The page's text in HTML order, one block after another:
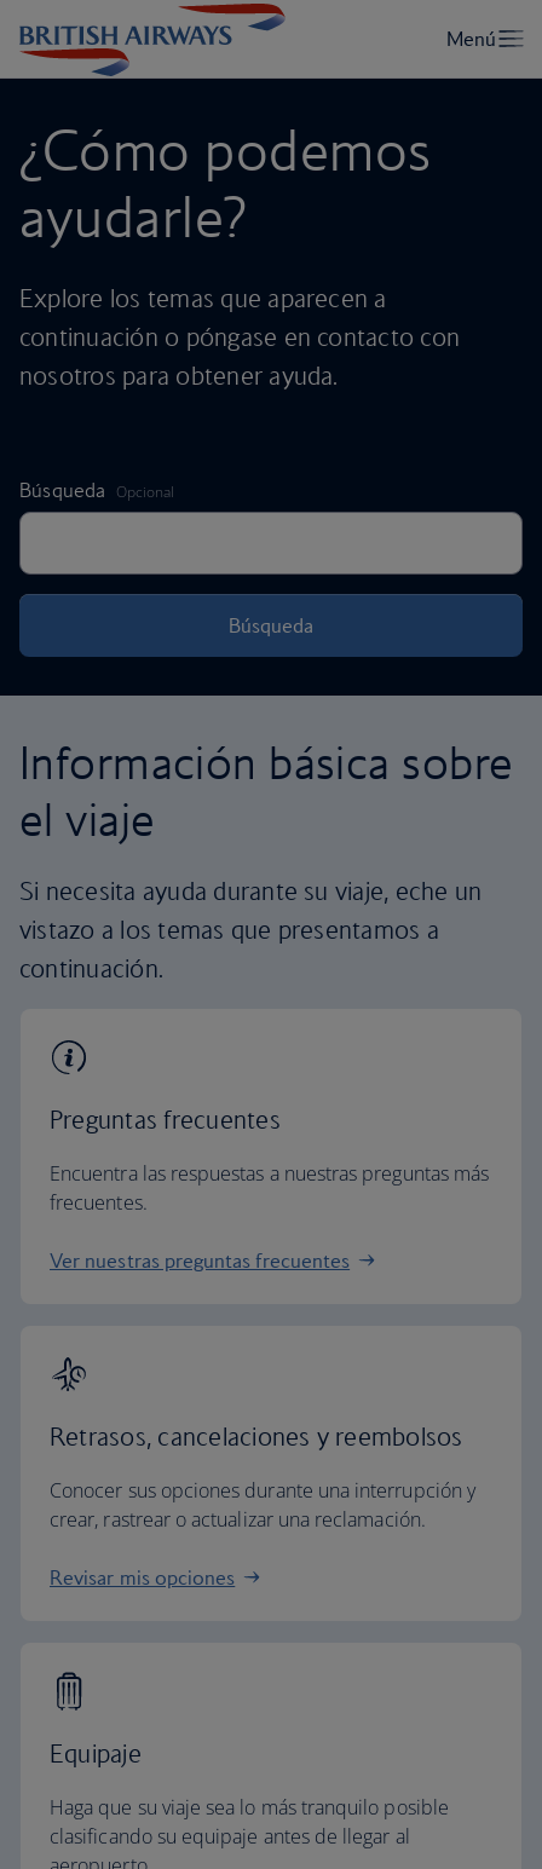
¿Cómo podemos
ayudarle?
Explore los temas que aparecen a
continuación o póngase en contacto con
nosotros para obtener ayuda.
Búsqueda ,Opcional
Búsqueda
Información básica sobre
el viaje
Si necesita ayuda durante su viaje, eche un
vistazo a los temas que presentamos a
continuación.
Preguntas frecuentes
Encuentra las respuestas a nuestras preguntas más
frecuentes.
Ver nuestras preguntas frecuentes
Retrasos, cancelaciones y reembolsos
Conocer sus opciones durante una interrupción y
crear, rastrear o actualizar una reclamación.
Revisar mis opciones
Equipaje
Haga que su viaje sea lo más tranquilo posible
clasificando su equipaje antes de llegar al